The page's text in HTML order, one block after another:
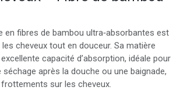
en fibres de bambou ultra‑absorbantes est
cheveux tout en douceur. Sa matière
capacité d’absorption, idéale pour
après la douche ou une baignade,
sur les cheveux.